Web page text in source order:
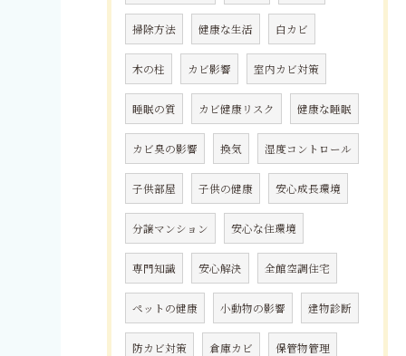
掃除方法 健康な生活 白カビ
木の柱 カビ影響 室内カビ対策
睡眠の質 カビ健康リスク 健康な睡眠
カビ臭の影響 換気 湿度コントロール
子供部屋 子供の健康 安心成長環境
分譲マンション 安心な住環境
専門知識 安心解決 全館空調住宅
ペットの健康 小動物の影響 建物診断
防カビ対策 倉庫カビ 保管物管理